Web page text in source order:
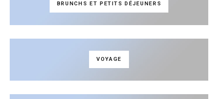
BRUNCHS ET PETITS DÉJEUNERS
VOYAGE